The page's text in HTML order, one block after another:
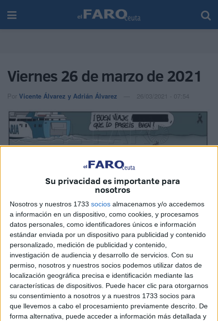
Su privacidad es importante para
nosotros
Nosotros y nuestros 1733 socios almacenamos y/o accedemos
a información en un dispositivo, como cookies, y procesamos
datos personales, como identificadores únicos e información
estándar enviada por un dispositivo para publicidad y contenido
personalizado, medición de publicidad y contenido,
investigación de audiencia y desarrollo de servicios. Con su
permiso, nosotros y nuestros socios podemos utilizar datos de
localización geográfica precisa e identificación mediante las
características de dispositivos. Puede hacer clic para otorgarnos
su consentimiento a nosotros y a nuestros 1733 socios para
que llevemos a cabo el procesamiento previamente descrito. De
forma alternativa, puede acceder a información más detallada y
Viernes 26 de marzo de 2021
Por Vicente Álvarez y Adrián Álvarez 26/03/2021 - 07:54
RelatedPosts
Sociedad caballa: el bautizo de Fidela en
Los Remedios
HACE 20 MINUTOS
“Toca resistir”: Vivas reclama al Estado
una respuesta inmediata para recuperar
la normalidad en Ceuta